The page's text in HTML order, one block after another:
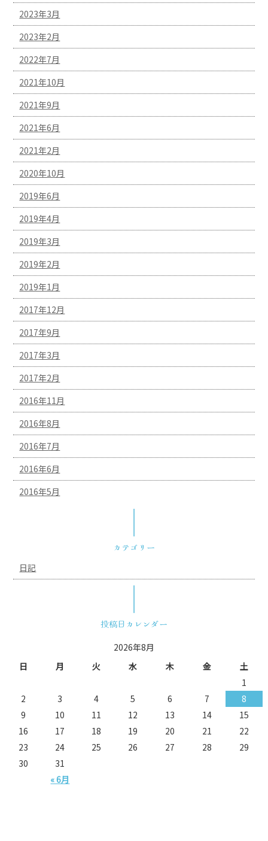
2023年3月
2023年2月
2022年7月
2021年10月
2021年9月
2021年6月
2021年2月
2020年10月
2019年6月
2019年4月
2019年3月
2019年2月
2019年1月
2017年12月
2017年9月
2017年3月
2017年2月
2016年11月
2016年8月
2016年7月
2016年6月
2016年5月
カテゴリー
日記
投稿日カレンダー
2026年8月
日
月 火 水 木 金 土
« 6月
1
2
3 4 5 6 7
8
9
10 11 12 13 14
15
16
17 18 19 20 21
22
23
24 25 26 27 28
29
30
31